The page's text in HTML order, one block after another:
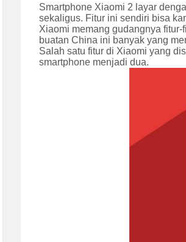
Smartphone Xiaomi 2 layar
sekaligus. Fitur ini sendiri bisa
Xiaomi memang gudangnya
buatan China ini banyak yang
Salah satu fitur di Xiaomi yang
smartphone menjadi dua.